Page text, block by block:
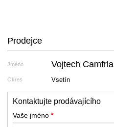
Prodejce
Jméno Vojtech Camfrla
Okres Vsetín
Kontaktujte prodávajícího
Vaše jméno *